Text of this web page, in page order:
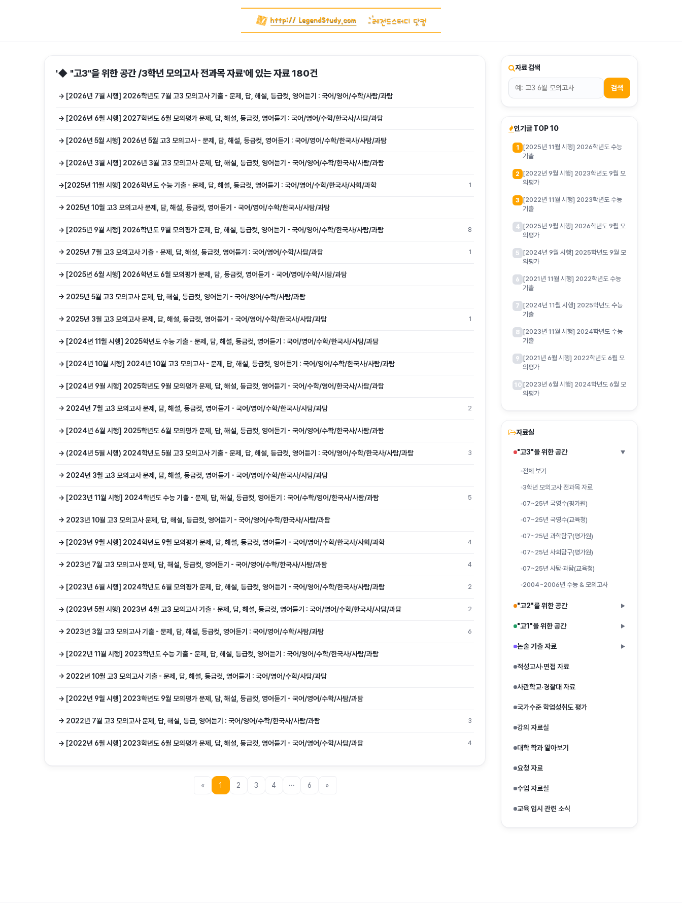
'◆ "고3"을 위한 공간 /3학년 모의고사 전과목 자료'에 있는 자료 180건
→ [2026년 7월 시행] 2026학년도 7월 고3 모의고사 기출 - 문제, 답, 해설, 등급컷, 영어듣기 : 국어/영어/수학/사탐/과탐
→ [2026년 6월 시행] 2027학년도 6월 모의평가 문제, 답, 해설, 등급컷, 영어듣기 : 국어/영어/수학/한국사/사탐/과탐
→ [2026년 5월 시행] 2026년 5월 고3 모의고사 - 문제, 답, 해설, 등급컷, 영어듣기 : 국어/영어/수학/한국사/사탐/과탐
→ [2026년 3월 시행] 2026년 3월 고3 모의고사 문제, 답, 해설, 등급컷, 영어듣기 - 국어/영어/수학/한국사/사탐/과탐
→[2025년 11월 시행] 2026학년도 수능 기출 - 문제, 답, 해설, 등급컷, 영어듣기 : 국어/영어/수학/한국사/사회/과학 1
→ 2025년 10월 고3 모의고사 문제, 답, 해설, 등급컷, 영어듣기 - 국어/영어/수학/한국사/사탐/과탐
→ [2025년 9월 시행] 2026학년도 9월 모의평가 문제, 답, 해설, 등급컷, 영어듣기 - 국어/영어/수학/한국사/사탐/과탐 8
→ 2025년 7월 고3 모의고사 기출 - 문제, 답, 해설, 등급컷, 영어듣기 : 국어/영어/수학/사탐/과탐 1
→ [2025년 6월 시행] 2026학년도 6월 모의평가 문제, 답, 등급컷, 영어듣기 - 국어/영어/수학/사탐/과탐
→ 2025년 5월 고3 모의고사 문제, 답, 해설, 등급컷, 영어듣기 - 국어/영어/수학/사탐/과탐
→ 2025년 3월 고3 모의고사 문제, 답, 해설, 등급컷, 영어듣기 - 국어/영어/수학/한국사/사탐/과탐 1
→ [2024년 11월 시행] 2025학년도 수능 기출 - 문제, 답, 해설, 등급컷, 영어듣기 : 국어/영어/수학/한국사/사탐/과탐
→ [2024년 10월 시행] 2024년 10월 고3 모의고사 - 문제, 답, 해설, 등급컷, 영어듣기 : 국어/영어/수학/한국사/사탐/과탐
→ [2024년 9월 시행] 2025학년도 9월 모의평가 문제, 답, 해설, 등급컷, 영어듣기 - 국어/수학/영어/한국사/사탐/과탐
→ 2024년 7월 고3 모의고사 문제, 답, 해설, 등급컷, 영어듣기 - 국어/영어/수학/한국사/사탐/과탐 2
→ [2024년 6월 시행] 2025학년도 6월 모의평가 문제, 답, 해설, 등급컷, 영어듣기 - 국어/영어/수학/한국사/사탐/과탐
→ (2024년 5월 시행) 2024학년도 5월 고3 모의고사 기출 - 문제, 답, 해설, 등급컷, 영어듣기 : 국어/영어/수학/한국사/사탐/과탐 3
→ 2024년 3월 고3 모의고사 문제, 답, 해설, 등급컷, 영어듣기 - 국어/영어/수학/한국사/사탐/과탐
→ [2023년 11월 시행] 2024학년도 수능 기출 - 문제, 답, 해설, 등급컷, 영어듣기 : 국어/수학/영어/한국사/사탐/과탐 5
→ 2023년 10월 고3 모의고사 문제, 답, 해설, 등급컷, 영어듣기 - 국어/영어/수학/한국사/사탐/과탐
→ [2023년 9월 시행] 2024학년도 9월 모의평가 문제, 답, 해설, 등급컷, 영어듣기 - 국어/영어/수학/한국사/사회/과학 4
→ 2023년 7월 고3 모의고사 문제, 답, 해설, 등급컷, 영어듣기 - 국어/영어/수학/한국사/사탐/과탐 4
→ [2023년 6월 시행] 2024학년도 6월 모의평가 문제, 답, 해설, 등급컷, 영어듣기 - 국어/영어/수학/한국사/사탐/과탐 2
→ (2023년 5월 시행) 2023년 4월 고3 모의고사 기출 - 문제, 답, 해설, 등급컷, 영어듣기 : 국어/영어/수학/한국사/사탐/과탐 2
→ 2023년 3월 고3 모의고사 기출 - 문제, 답, 해설, 등급컷, 영어듣기 : 국어/영어/수학/사탐/과탐 6
→ [2022년 11월 시행] 2023학년도 수능 기출 - 문제, 답, 해설, 등급컷, 영어듣기 : 국어/영어/수학/한국사/사탐/과탐
→ 2022년 10월 고3 모의고사 기출 - 문제, 답, 해설, 등급컷, 영어듣기 : 국어/영어/수학/사탐/과탐
→ [2022년 9월 시행] 2023학년도 9월 모의평가 문제, 답, 해설, 등급컷, 영어듣기 - 국어/영어/수학/사탐/과탐
→ 2022년 7월 고3 모의고사 문제, 답, 해설, 등급, 영어듣기 : 국어/영어/수학/한국사/사탐/과탐 3
→ [2022년 6월 시행] 2023학년도 6월 모의평가 문제, 답, 해설, 등급컷, 영어듣기 - 국어/영어/수학/사탐/과탐 4
« 1 2 3 4 ··· 6 »
자료 검색
검색
인기글 TOP 10
1
[2025년 11월 시행] 2026학년도 수능
기출
2 [2022년 9월 시행] 2023학년도 9월 모
의평가
3 [2022년 11월 시행] 2023학년도 수능
기출
4 [2025년 9월 시행] 2026학년도 9월 모
의평가
5 [2024년 9월 시행] 2025학년도 9월 모
의평가
6 [2021년 11월 시행] 2022학년도 수능
기출
7 [2024년 11월 시행] 2025학년도 수능
기출
8 [2023년 11월 시행] 2024학년도 수능
기출
9 [2021년 6월 시행] 2022학년도 6월 모
의평가
10 [2023년 6월 시행] 2024학년도 6월 모
의평가
자료실
"고3"을 위한 공간 ▶
전체 보기
3학년 모의고사 전과목 자료
07~25년 국영수(평가원)
07~25년 국영수(교육청)
07~25년 과학탐구(평가원)
07~25년 사회탐구(평가원)
07~25년 사탐·과탐(교육청)
2004~2006년 수능 & 모의고사
"고2"를 위한 공간 ▶
"고1"을 위한 공간 ▶
논술 기출 자료 ▶
적성고사·면접 자료
사관학교·경찰대 자료
국가수준 학업성취도 평가
강의 자료실
대학 학과 알아보기
요청 자료
수업 자료실
교육 입시 관련 소식